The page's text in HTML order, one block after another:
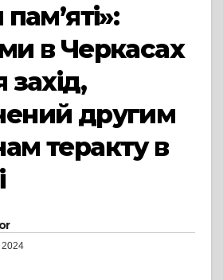
в Черкасах
захід,
другим
теракту в